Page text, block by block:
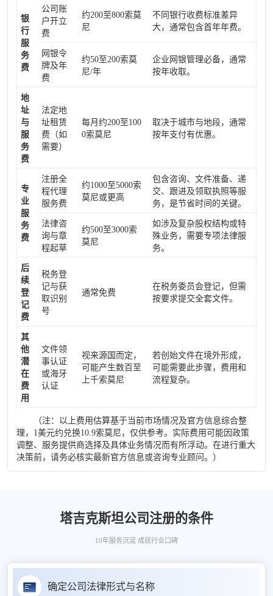
银
行
服
务
费
公司账
户开立
费
约200至800索莫
尼
不同银行收费标准差异
大，通常包含首年年费。
网银令
牌及年
费
约50至200索莫
尼/年
企业网银管理必备，通常
按年收取。
地
址
与
服
务
费
法定地
址租赁
费（如
需要）
每月约200至100
0索莫尼
取决于城市与地段，通常
按年支付有优惠。
专
业
服
务
费
注册全
程代理
服务费
约1000至5000索
莫尼或更高
包含咨询、文件准备、递
交、跟进及领取执照等服
务，是节省时间的关键。
法律咨
询与章
程起草
约500至3000索
莫尼
如涉及复杂股权结构或特
殊业务，需要专项法律服
务。
后
续
登
记
费
税务登
记与获
取识别
号
通常免费
在税务委员会登记，但需
按要求提交全套文件。
其
他
潜
在
费
用
文件领
事认证
或海牙
认证
视来源国而定，
可能产生数百至
上千索莫尼
若创始文件在境外形成，
可能需要此步骤，费用和
流程复杂。
（注：以上费用估算基于当前市场情况及官方信息综合整
理，1美元约兑换10.9索莫尼，仅供参考。实际费用可能因政策
调整、服务提供商选择及具体业务情况而有所浮动。在进行重大
决策前，请务必核实最新官方信息或咨询专业顾问。）
塔吉克斯坦公司注册的条件
10年服务沉淀 成就行业口碑
确定公司法律形式与名称